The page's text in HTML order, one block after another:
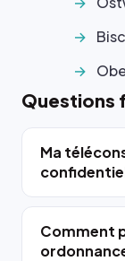
Questions
Ma
Comment